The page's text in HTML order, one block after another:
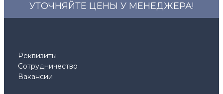
УТОЧНЯЙТЕ ЦЕНЫ У МЕНЕДЖЕРА!
Реквизиты
Сотрудничество
Вакансии